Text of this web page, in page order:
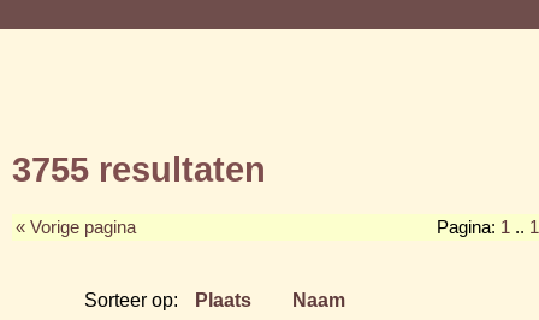
3755 resultaten
« Vorige pagina Pagina: 1 ..
Sorteer op: Plaats Naam